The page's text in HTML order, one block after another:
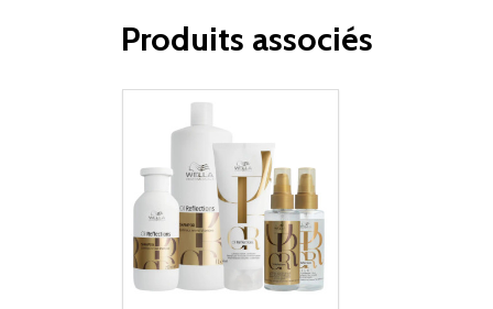
Produits associés